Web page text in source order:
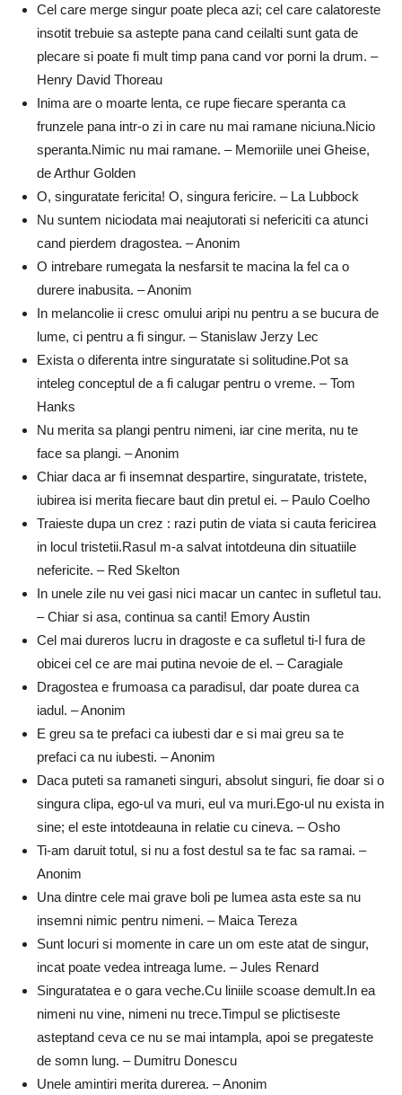
Cel care merge singur poate pleca azi; cel care calatoreste
insotit trebuie sa astepte pana cand ceilalti sunt gata de
plecare si poate fi mult timp pana cand vor porni la drum. –
Henry David Thoreau
Inima are o moarte lenta, ce rupe fiecare speranta ca
frunzele pana intr-o zi in care nu mai ramane niciuna.Nicio
speranta.Nimic nu mai ramane. – Memoriile unei Gheise,
de Arthur Golden
O, singuratate fericita! O, singura fericire. – La Lubbock
Nu suntem niciodata mai neajutorati si nefericiti ca atunci
cand pierdem dragostea. – Anonim
O intrebare rumegata la nesfarsit te macina la fel ca o
durere inabusita. – Anonim
In melancolie ii cresc omului aripi nu pentru a se bucura de
lume, ci pentru a fi singur. – Stanislaw Jerzy Lec
Exista o diferenta intre singuratate si solitudine.Pot sa
inteleg conceptul de a fi calugar pentru o vreme. – Tom
Hanks
Nu merita sa plangi pentru nimeni, iar cine merita, nu te
face sa plangi. – Anonim
Chiar daca ar fi insemnat despartire, singuratate, tristete,
iubirea isi merita fiecare baut din pretul ei. – Paulo Coelho
Traieste dupa un crez : razi putin de viata si cauta fericirea
in locul tristetii.Rasul m-a salvat intotdeuna din situatiile
nefericite. – Red Skelton
In unele zile nu vei gasi nici macar un cantec in sufletul tau.
– Chiar si asa, continua sa canti! Emory Austin
Cel mai dureros lucru in dragoste e ca sufletul ti-l fura de
obicei cel ce are mai putina nevoie de el. – Caragiale
Dragostea e frumoasa ca paradisul, dar poate durea ca
iadul. – Anonim
E greu sa te prefaci ca iubesti dar e si mai greu sa te
prefaci ca nu iubesti. – Anonim
Daca puteti sa ramaneti singuri, absolut singuri, fie doar si o
singura clipa, ego-ul va muri, eul va muri.Ego-ul nu exista in
sine; el este intotdeauna in relatie cu cineva. – Osho
Ti-am daruit totul, si nu a fost destul sa te fac sa ramai. –
Anonim
Una dintre cele mai grave boli pe lumea asta este sa nu
insemni nimic pentru nimeni. – Maica Tereza
Sunt locuri si momente in care un om este atat de singur,
incat poate vedea intreaga lume. – Jules Renard
Singuratatea e o gara veche.Cu liniile scoase demult.In ea
nimeni nu vine, nimeni nu trece.Timpul se plictiseste
asteptand ceva ce nu se mai intampla, apoi se pregateste
de somn lung. – Dumitru Donescu
Unele amintiri merita durerea. – Anonim